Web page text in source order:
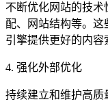
不断优化网站的技
配、网站结构等。
引擎提供更好的内容
4. 强化外部优化
持续建立和维护高质